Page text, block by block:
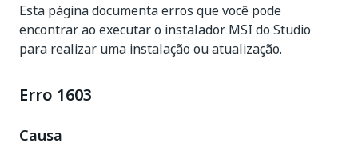
Esta página documenta erros que você pode
encontrar ao executar o instalador MSI do Studio
para realizar uma instalação ou atualização.
Erro 1603
Causa